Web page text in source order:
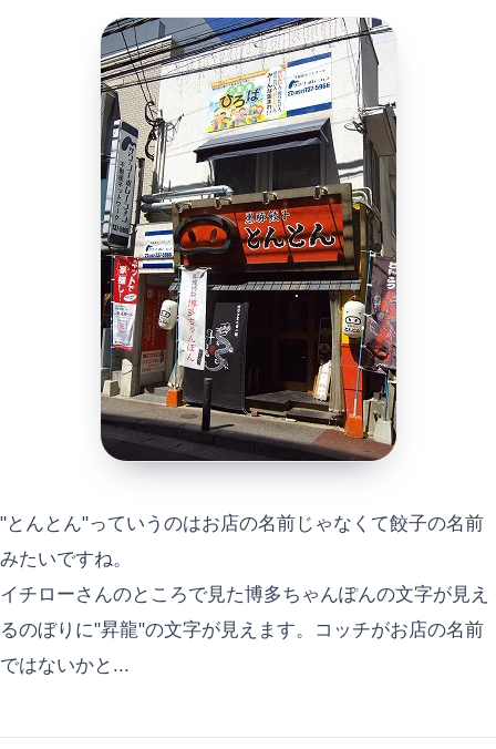
"とんとん"っていうのはお店の名前じゃなくて餃子の名前
みたいですね。
イチローさんのところで見た博多ちゃんぽんの文字が見え
るのぼりに"昇龍"の文字が見えます。コッチがお店の名前
ではないかと...